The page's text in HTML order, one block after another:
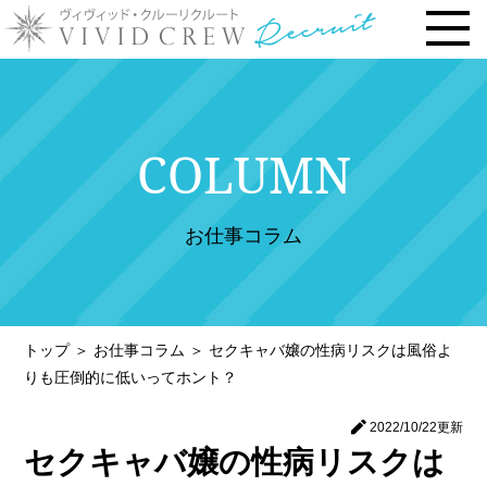
トップページ
お仕事内容
› 時給・お給料について
› 勤務地で選ぶ
› 安心の研修システム
› 風俗店・キャバクラ店との違い
› お客様との連絡先交換一切なし
COLUMN
お仕事コラム
トップ＞ お仕事コラム ＞ セクキャバ嬢の性病リスクは風俗よ
りも圧倒的に低いってホント？
2022/10/22更新
セクキャバ嬢の性病リスクは